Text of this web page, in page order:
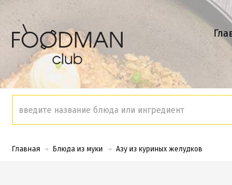
Главная Блюда из муки Азу из куриных желудков